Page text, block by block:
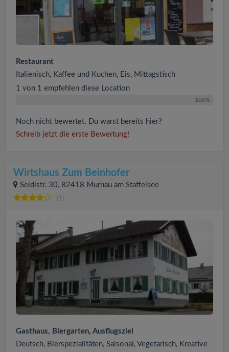
Restaurant
Italienisch, Kaffee und Kuchen, Eis, Mittagstisch
1 von 1 empfehlen diese Location
100%
Noch nicht bewertet. Du warst bereits hier?
Schreib jetzt die erste Bewertung!
Wirtshaus Zum Beinhofer
Seidlstr. 30, 82418 Murnau am Staffelsee
(1)
Gasthaus, Biergarten, Ausflugsziel
Deutsch, Bierspezialitäten, Saisonal, Vegetarisch, Kreative